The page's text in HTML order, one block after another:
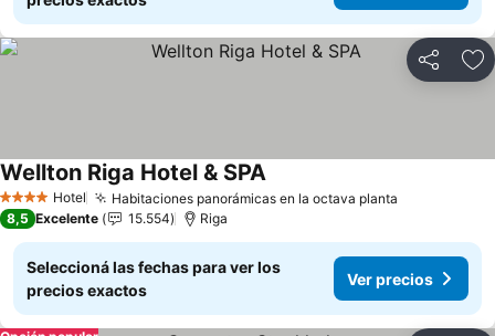
Compartir
4 EstrellasHotel Habitaciones panorámicas en la octava planta
Wellton Riga Hotel & SPAVer precios
8,5 Excelente 15.554 Riga
Seleccioná las fechas para ver los
precios exactos
Ver precios